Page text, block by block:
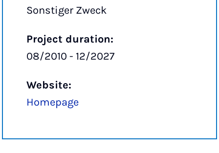
Sonstiger Zweck
Project duration:
08/2010 - 12/2027
Website:
Homepage